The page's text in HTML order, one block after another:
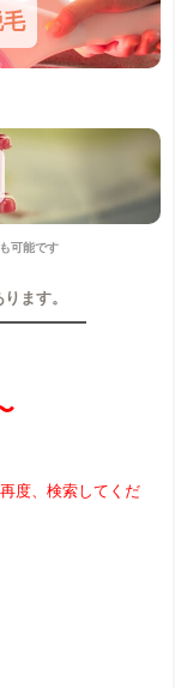
可能です
ます。
度、検索してくだ